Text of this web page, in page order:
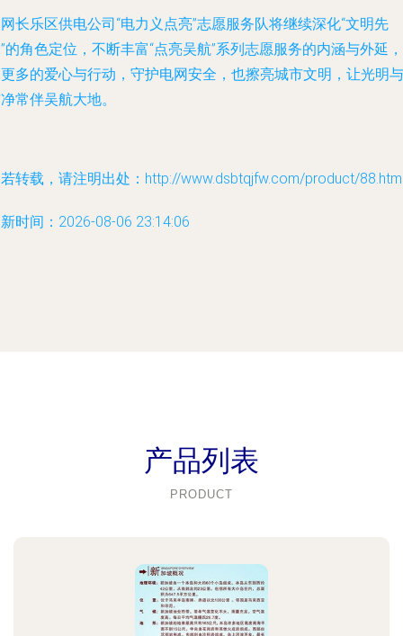
长乐区供电公司“电力义点亮”志愿服务队将继续深化“文明先
的角色定位，不断丰富“点亮吴航”系列志愿服务的内涵与外延，
多的爱心与行动，守护电网安全，也擦亮城市文明，让光明与
常伴吴航大地。
转载，请注明出处：http://www.dsbtqjfw.com/product/
时间：2026-08-06 23:14:06
产品列表
PRODUCT